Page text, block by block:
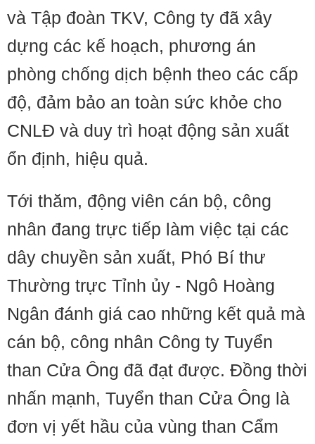
và Tập đoàn TKV, Công ty đã xây
dựng các kế hoạch, phương án
phòng chống dịch bệnh theo các cấp
độ, đảm bảo an toàn sức khỏe cho
CNLĐ và duy trì hoạt động sản xuất
ổn định, hiệu quả.
Tới thăm, động viên cán bộ, công
nhân đang trực tiếp làm việc tại các
dây chuyền sản xuất, Phó Bí thư
Thường trực Tỉnh ủy - Ngô Hoàng
Ngân đánh giá cao những kết quả mà
cán bộ, công nhân Công ty Tuyển
than Cửa Ông đã đạt được. Đồng thời
nhấn mạnh, Tuyển than Cửa Ông là
đơn vị yết hầu của vùng than Cẩm